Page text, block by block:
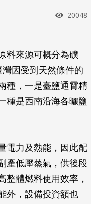
瀏覽次
20048
料來源可概分為礦
因受到天然條件的
種，一是臺鹽通霄精
種是西南沿海各曬鹽
電力及熱能，因此配
產低壓蒸氣，供後段
整體燃料使用效率，
外，設備投資額也